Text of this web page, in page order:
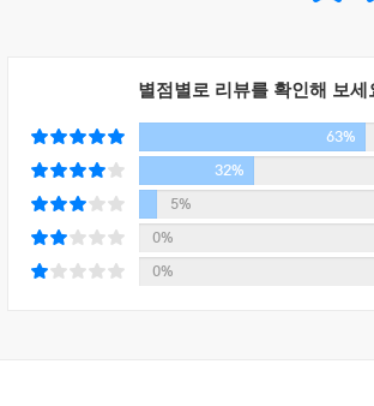
가 됐다. 과거의 자신으로부터 달라지고 싶
의 뜨거운 열정을 보고 있노라면 '이 사람도
학생, 발전 없는 하루하루에 회의감을 느
노소를 불문하고 자극 받을 수 있는 이야
별점별로 리뷰를 확인해 보세
63%
32%
5%
0%
0%